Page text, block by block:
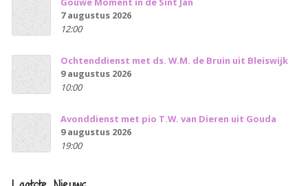
7 augustus 2026
12:00
Ochtenddienst met ds. W.M. de Bruin uit Bleiswijk
9 augustus 2026
10:00
Avonddienst met pio T.W. van Dieren uit Gouda
9 augustus 2026
19:00